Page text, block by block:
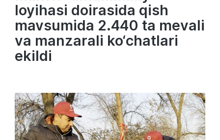
loyihasi doirasida qish
mavsumida 2.440 ta mevali
va manzarali ko‘chatlari
ekildi